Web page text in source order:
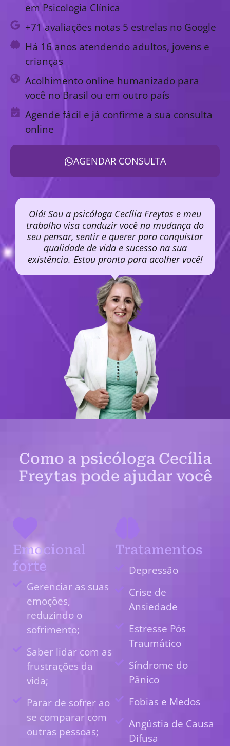
em Psicologia Clínica
+71 avaliações notas 5 estrelas no Google
Há 16 anos atendendo adultos, jovens e
crianças
Acolhimento online humanizado para
você no Brasil ou em outro país
Agende fácil e já confirme a sua consulta
online
AGENDAR CONSULTA
Olá! Sou a psicóloga Cecília Freytas e meu
trabalho visa conduzir você na mudança do
seu pensar, sentir e querer para conquistar
qualidade de vida e sucesso na sua
existência. Estou pronta para acolher você!
Como a psicóloga Cecília
Freytas pode ajudar você
Emocional
forte
Gerenciar as suas
emoções,
reduzindo o
sofrimento;
Saber lidar com as
frustrações da
vida;
Parar de sofrer ao
se comparar com
outras pessoas;
Tratamentos
Depressão
Crise de
Ansiedade
Estresse Pós
Traumático
Síndrome do
Pânico
Fobias e Medos
Angústia de Causa
Difusa